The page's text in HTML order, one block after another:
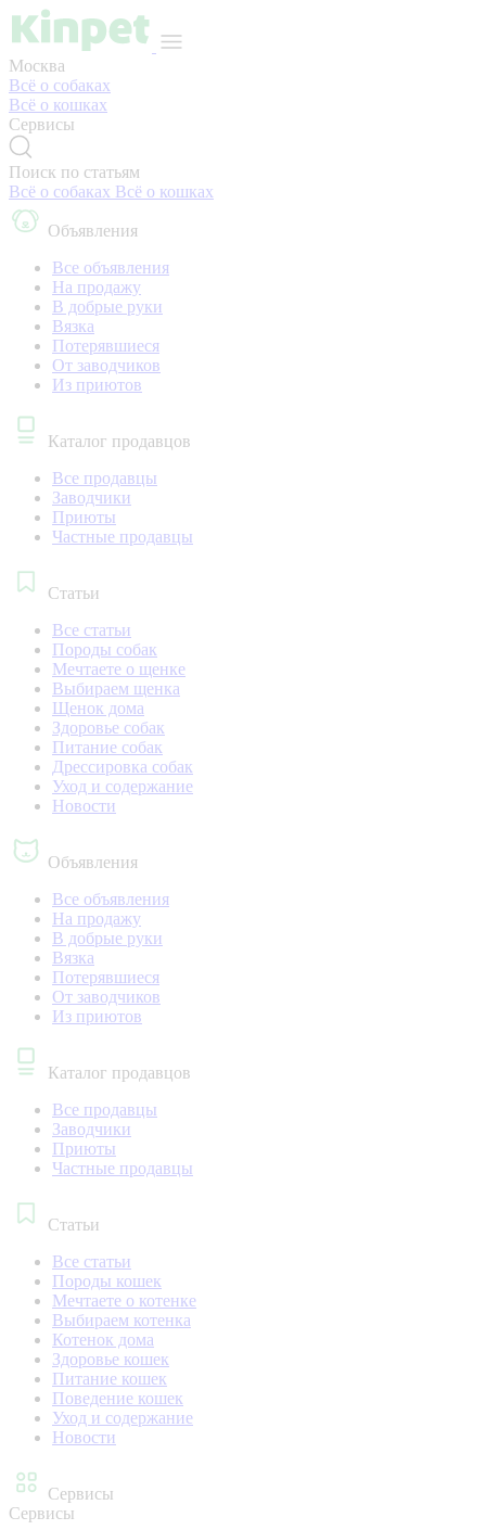
Москва
Всё о собаках
Всё о кошках
Сервисы
Поиск по статьям
Всё о собаках Всё о кошках
Объявления
Все объявления
На продажу
В добрые руки
Вязка
Потерявшиеся
От заводчиков
Из приютов
Каталог продавцов
Все продавцы
Заводчики
Приюты
Частные продавцы
Статьи
Все статьи
Породы собак
Мечтаете о щенке
Выбираем щенка
Щенок дома
Здоровье собак
Питание собак
Дрессировка собак
Уход и содержание
Новости
Объявления
Все объявления
На продажу
В добрые руки
Вязка
Потерявшиеся
От заводчиков
Из приютов
Каталог продавцов
Все продавцы
Заводчики
Приюты
Частные продавцы
Статьи
Все статьи
Породы кошек
Мечтаете о котенке
Выбираем котенка
Котенок дома
Здоровье кошек
Питание кошек
Поведение кошек
Уход и содержание
Новости
Сервисы
Сервисы